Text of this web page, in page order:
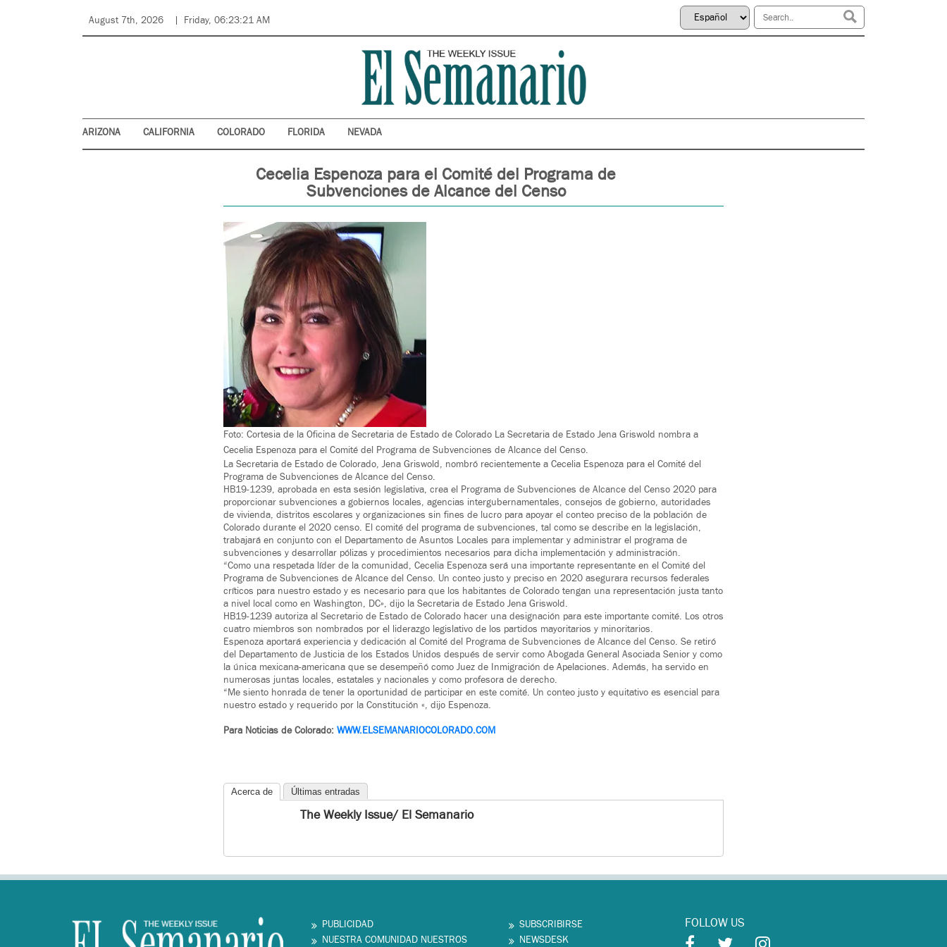
August 7th, 2026 Friday, 06:23:21 AM
ARIZONA CALIFORNIA COLORADO FLORIDA NEVADA
Cecelia Espenoza para el Comité del Programa de
Subvenciones de Alcance del Censo
Foto: Cortesia de la Oficina de Secretaria de Estado de Colorado La Secretaria de Estado Jena Griswold nombra a
Cecelia Espenoza para el Comité del Programa de Subvenciones de Alcance del Censo.
La Secretaria de Estado de Colorado, Jena Griswold, nombró recientemente a Cecelia Espenoza para el Comité del
Programa de Subvenciones de Alcance del Censo.
HB19-1239, aprobada en esta sesión legislativa, crea el Programa de Subvenciones de Alcance del Censo 2020 para
proporcionar subvenciones a gobiernos locales, agencias intergubernamentales, consejos de gobierno, autoridades
de vivienda, distritos escolares y organizaciones sin fines de lucro para apoyar el conteo preciso de la población de
Colorado durante el 2020 censo. El comité del programa de subvenciones, tal como se describe en la legislación,
trabajará en conjunto con el Departamento de Asuntos Locales para implementar y administrar el programa de
subvenciones y desarrollar pólizas y procedimientos necesarios para dicha implementación y administración.
“Como una respetada líder de la comunidad, Cecelia Espenoza será una importante representante en el Comité del
Programa de Subvenciones de Alcance del Censo. Un conteo justo y preciso en 2020 asegurara recursos federales
críticos para nuestro estado y es necesario para que los habitantes de Colorado tengan una representación justa tanto
a nivel local como en Washington, DC», dijo la Secretaria de Estado Jena Griswold.
HB19-1239 autoriza al Secretario de Estado de Colorado hacer una designación para este importante comité. Los otros
cuatro miembros son nombrados por el liderazgo legislativo de los partidos mayoritarios y minoritarios.
Espenoza aportará experiencia y dedicación al Comité del Programa de Subvenciones de Alcance del Censo. Se retiró
del Departamento de Justicia de los Estados Unidos después de servir como Abogada General Asociada Senior y como
la única mexicana-americana que se desempeñó como Juez de Inmigración de Apelaciones. Además, ha servido en
numerosas juntas locales, estatales y nacionales y como profesora de derecho.
“Me siento honrada de tener la oportunidad de participar en este comité. Un conteo justo y equitativo es esencial para
nuestro estado y requerido por la Constitución «, dijo Espenoza.
Para Noticias de Colorado: WWW.ELSEMANARIOCOLORADO.COM
Acerca de Últimas entradas
The Weekly Issue/ El Semanario
PUBLICIDAD
NUESTRA COMUNIDAD NUESTROS
SUBSCRIBIRSE
NEWSDESK
FOLLOW US